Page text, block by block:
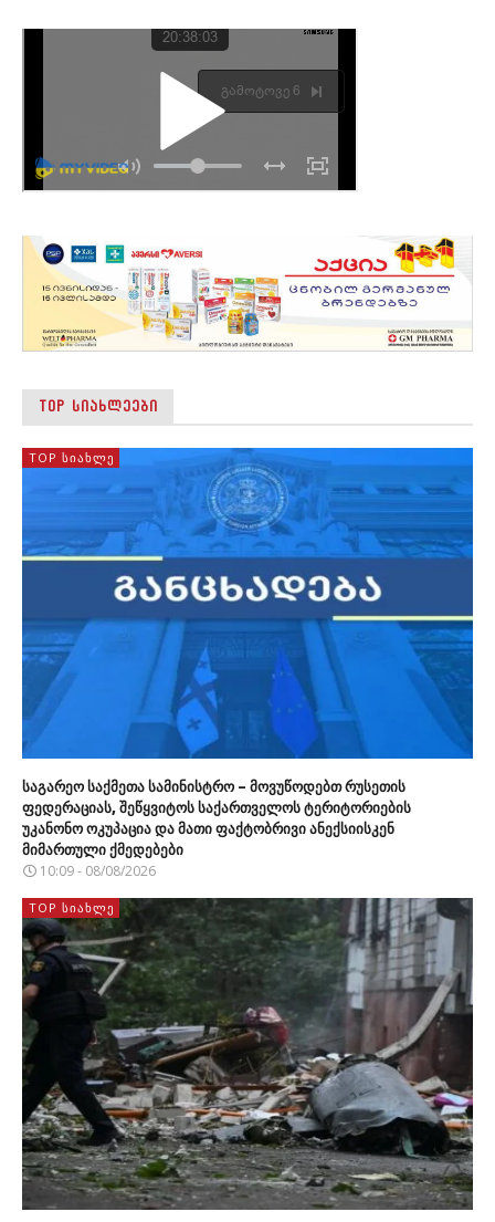
TOP ᲡᲘᲐᲮᲚᲔᲔᲑᲘ
TOP ᲡᲘᲐᲮᲚᲔ
საგარეო საქმეთა სამინისტრო – მოვუწოდებთ რუსეთის
ფედერაციას, შეწყვიტოს საქართველოს ტერიტორიების
უკანონო ოკუპაცია და მათი ფაქტობრივი ანექსიისკენ
მიმართული ქმედებები
10:09 - 08/08/2026
TOP ᲡᲘᲐᲮᲚᲔ